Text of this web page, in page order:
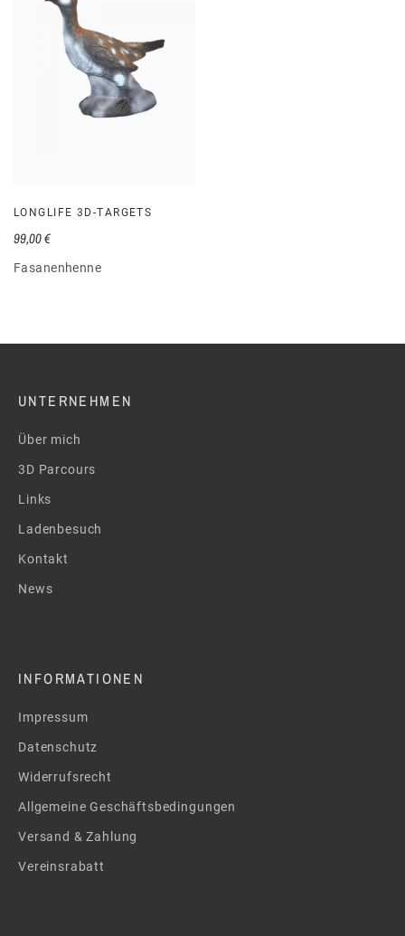
LONGLIFE 3D-TARGETS
Fasanenhenne
99,00 €
UNTERNEHMEN
Über mich
3D Parcours
Links
Ladenbesuch
Kontakt
News
INFORMATIONEN
Impressum
Datenschutz
Widerrufsrecht
Allgemeine Geschäftsbedingungen
Versand & Zahlung
Vereinsrabatt